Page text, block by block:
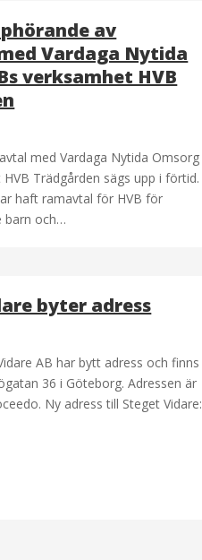
av
Vardaga Nytida
verksamhet HVB
med Vardaga Nytida Omsorg
Trädgården sägs upp i förtid.
haft ramavtal för HVB för
barn och…
byter adress
AB har bytt adress och finns
36 i Göteborg. Adressen är
Ny adress till Steget Vidare: